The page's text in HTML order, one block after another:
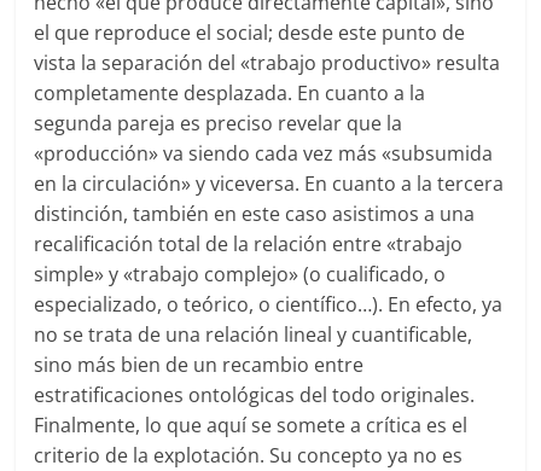
el que reproduce el social; desde este punto de
vista la separación del «trabajo productivo» resulta
completamente desplazada. En cuanto a la
segunda pareja es preciso revelar que la
«producción» va siendo cada vez más «subsumida
en la circulación» y viceversa. En cuanto a la tercera
distinción, también en este caso asistimos a una
recalificación total de la relación entre «trabajo
simple» y «trabajo complejo» (o cualificado, o
especializado, o teórico, o científico…). En efecto, ya
no se trata de una relación lineal y cuantificable,
sino más bien de un recambio entre
estratificaciones ontológicas del todo originales.
Finalmente, lo que aquí se somete a crítica es el
criterio de la explotación. Su concepto ya no es